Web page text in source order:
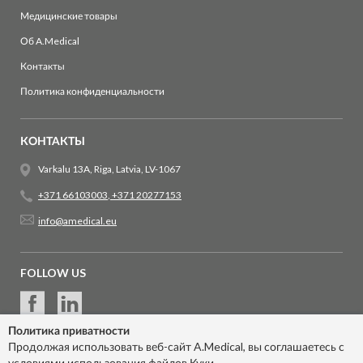
Политика приватности
Продолжая использовать веб-сайт A.Medical, вы соглашаетесь с
Медицинские товары
Об A.Medical
Контакты
Политика конфиденциальности
КОНТАКТЫ
Varkalu 13A, Riga, Latvia, LV-1067
+371 66103003 +371 20277153
info@amedical.eu
FOLLOW US